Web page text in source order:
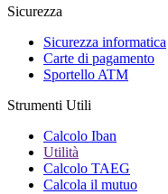
Sicurezza
Sicurezza informatica
Carte di pagamento
Sportello ATM
Strumenti Utili
Calcolo Iban
Utilità
Calcolo TAEG
Calcola il mutuo